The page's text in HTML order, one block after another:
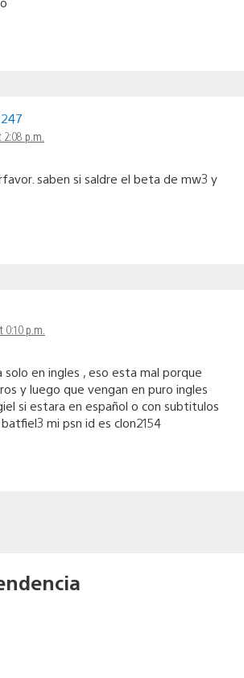
p.m.
saben si saldre el beta de mw3 y
0:10 p.m.
en ingles , eso esta mal porque
y luego que vengan en puro ingles
si estara en español o con subtitulos
mi psn id es clon2154